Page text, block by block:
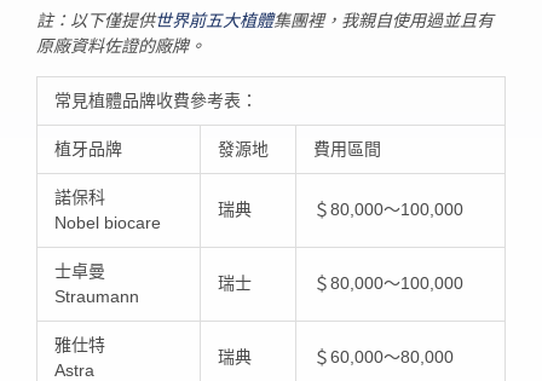
註：以下僅提供世界前五大植體集團裡，我親自使用過並且有
原廠資料佐證的廠牌。
常見植體品牌收費參考表：
植牙品牌 發源地 費用區間
諾保科
Nobel biocare
瑞典 ＄80,000～100,000
士卓曼
Straumann
瑞士 ＄80,000～100,000
雅仕特
Astra
瑞典 ＄60,000～80,000